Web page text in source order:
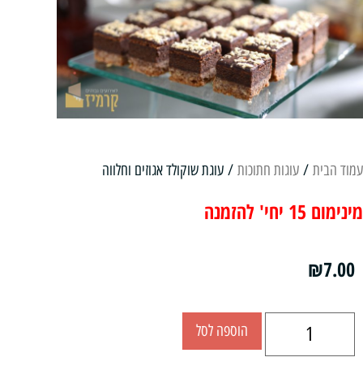
עמוד הבית / עוגות חתוכות / עוגת שוקולד אגוזים וחלווה
מינימום 15 יחי' להזמנה
₪7.00
הוספה לסל